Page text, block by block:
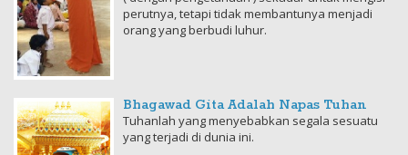
perutnya, tetapi tidak membantunya menjadi
orang yang berbudi luhur.
Bhagawad Gita Adalah Napas Tuhan
Tuhanlah yang menyebabkan segala sesuatu
yang terjadi di dunia ini.